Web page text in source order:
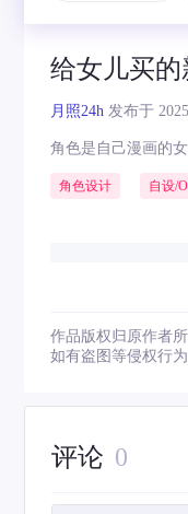
给女儿买的
月照24h 发布于
角色是自己漫画的
角色设计 自设/
作品版权归原作者
如有盗图等侵权行
评论 0